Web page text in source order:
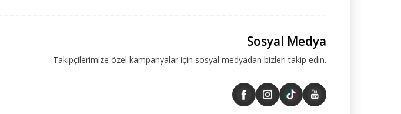
Sosyal Medya
Takipçilerimize özel kampanyalar için sosyal medyadan bizleri takip edin.